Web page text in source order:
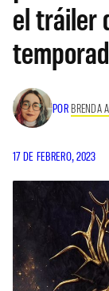
el tráiler
POR BRENDA
17 DE FEBRERO, 2023